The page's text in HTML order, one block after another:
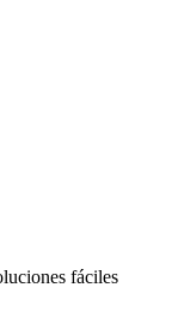
fáciles